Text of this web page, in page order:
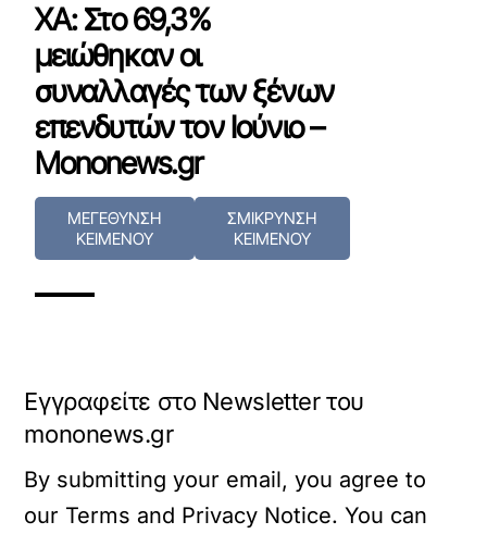
XA: Στο 69,3%
μειώθηκαν οι
συναλλαγές των ξένων
επενδυτών τoν Ιούνιο –
Mononews.gr
ΜΕΓΕΘΥΝΣΗ
ΚΕΙΜΕΝΟΥ
ΣΜΙΚΡΥΝΣΗ
ΚΕΙΜΕΝΟΥ
Εγγραφείτε στο Newsletter του
mononews.gr
By submitting your email, you agree to
our Terms and Privacy Notice. You can